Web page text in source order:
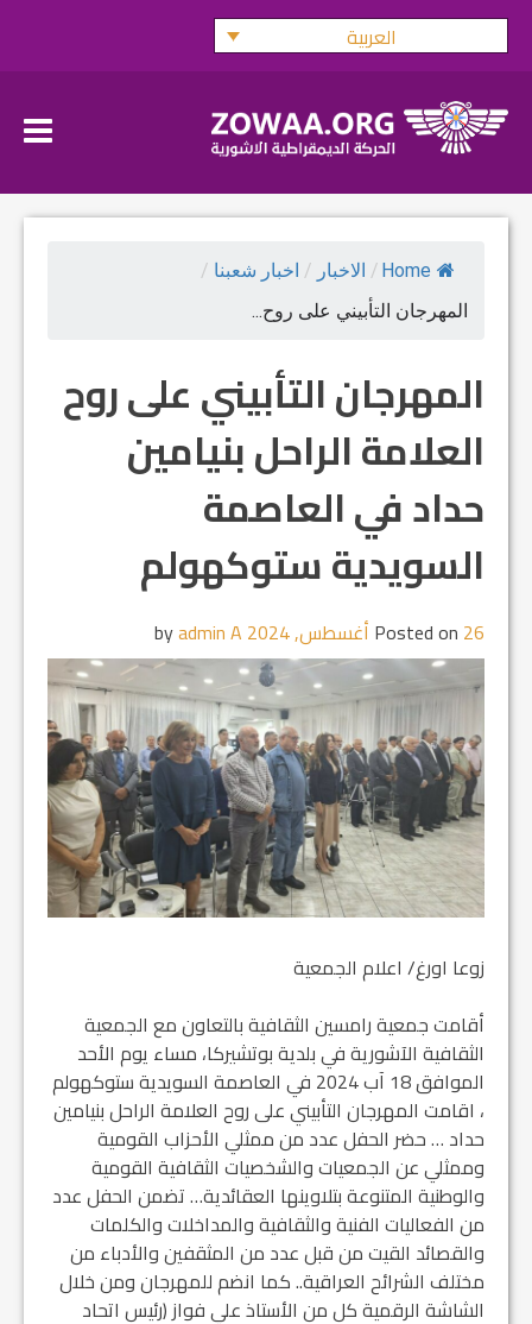
Skip
العربية
Home
/ الاخبار / اخبار شعبنا /
المهرجان التأبيني على روح...
المهرجان التأبيني على روح
العلامة الراحل بنيامين
حداد في العاصمة
السويدية ستوكهولم
Posted on 26 أغسطس, 2024 admin A
زوعا اورغ/ اعلام الجمعية
أقامت جمعية رامسين الثقافية بالتعاون مع الجمعية
الثقافية الآشورية في بلدية بوتشيركا، مساء يوم الأحد
الموافق 18 آب 2024 في العاصمة السويدية ستوكهولم
، اقامت المهرجان التأبيني على روح العلامة الراحل بنيامين
حداد … حضر الحفل عدد من ممثلي الأحزاب القومية
وممثلي عن الجمعيات والشخصيات الثقافية القومية
والوطنية المتنوعة بتلاوينها العقائدية… تضمن الحفل عدد
من الفعاليات الفنية والثقافية والمداخلات والكلمات
والقصائد القيت من قبل عدد من المثقفين والأدباء من
مختلف الشرائح العراقية.. كما انضم للمهرجان ومن خلال
الشاشة الرقمية كل من الأستاذ علي فواز (رئيس اتحاد